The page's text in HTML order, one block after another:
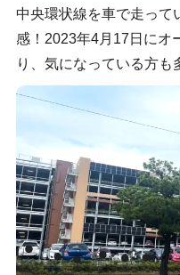
中央環状線を車で走って
感！2023年4月17日にオ
り、気になっている方も